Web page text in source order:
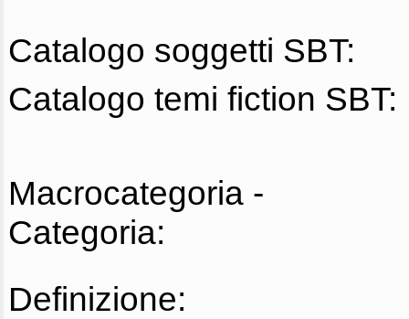
Catalogo soggetti SBT:
Catalogo temi fiction SBT:
Macrocategoria -
Categoria:
Definizione: